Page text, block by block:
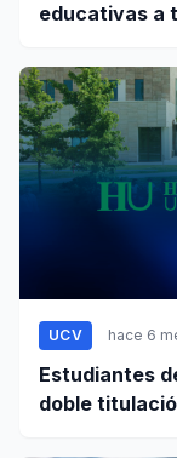
educativas a
UCV hace 6
Estudiantes
doble